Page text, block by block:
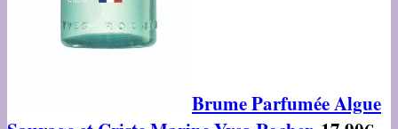
Brume Parfumée Algue